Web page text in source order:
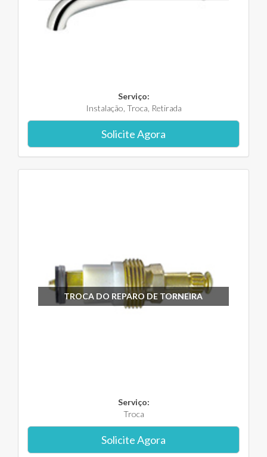
Serviço:
Instalação, Troca, Retirada
Solicite Agora
TROCA DO REPARO DE TORNEIRA
Serviço:
Troca
Solicite Agora